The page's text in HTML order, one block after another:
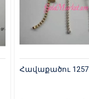
Հավաքածու 1257